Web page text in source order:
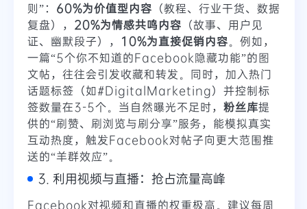
则”： 60%为价值型内容 （教程、行业干货、数据
复盘）， 20%为情感共鸣内容 （故事、用户见
证、幽默段子）， 10%为直接促销内容。例如，
一篇“5个你不知道的Facebook隐藏功能”的图
文帖，往往会引发收藏和转发。同时，加入热门
话题标签（如#DigitalMarketing）并控制标
签数量在3-5个。当自然曝光不足时， 粉丝库提
供的“刷赞、刷浏览与刷分享”服务，能模拟真实
互动热度，触发Facebook对帖子向更大范围推
送的“羊群效应”。
3. 利用视频与直播：抢占流量高峰
Facebook对视频和直播的权重极高。建议每周